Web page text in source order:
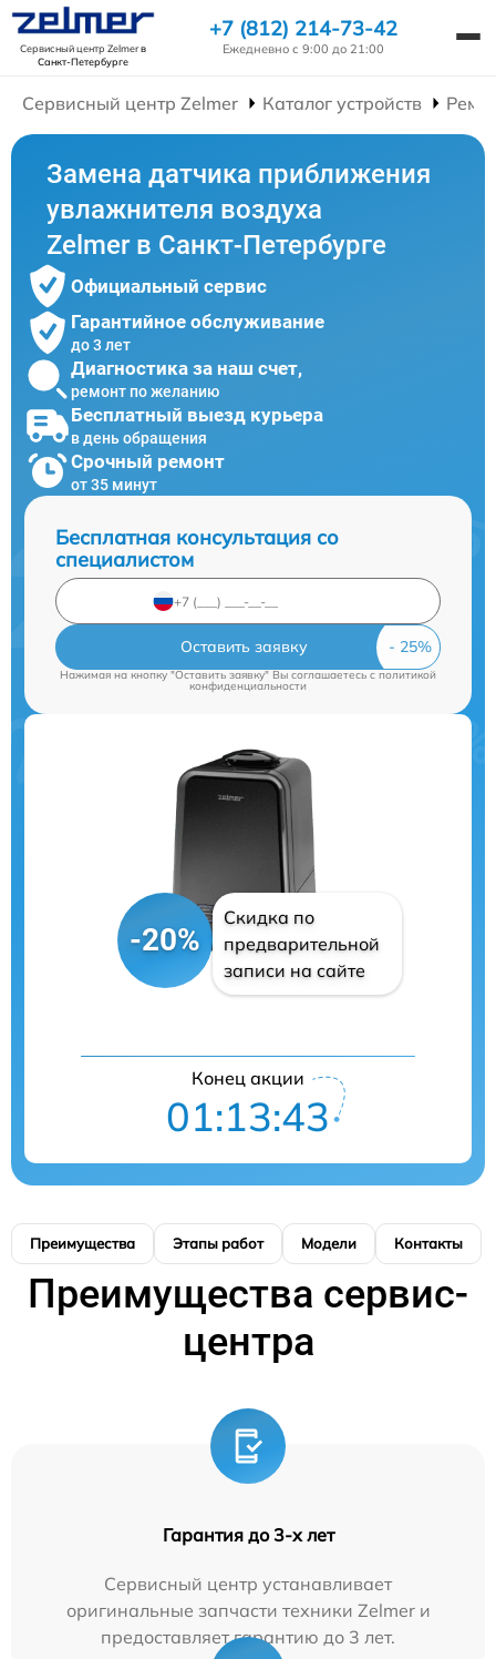
Сервисный центр Zelmerв
Санкт-Петербурге
+7 (812) 214-73-42
Ежедневно с 9:00 до 21:00
Сервисный центр Zelmer Каталог устройств
Замена датчика приближения
увлажнителя воздуха
Zelmer в Санкт-Петербурге
Официальный сервис
Гарантийное обслуживание
до 3 лет
Диагностика за наш счет,
ремонт по желанию
Бесплатный выезд курьера
в день обращения
Срочный ремонт
от 35 минут
Бесплатная консультация со
специалистом
Оставить заявку
Нажимая на кнопку "Оставить заявку" Вы соглашаетесь c политикой
конфиденциальности
-20%
Скидка по
предварительной
записи на сайте
Конец акции
01:13:42
Преимущества Этапы работ Модели Контакты
Преимущества сервис-
центра
Гарантия до 3-х лет
Сервисный центр устанавливает
оригинальные запчасти техники Zelmer и
предоставляет гарантию до 3 лет.